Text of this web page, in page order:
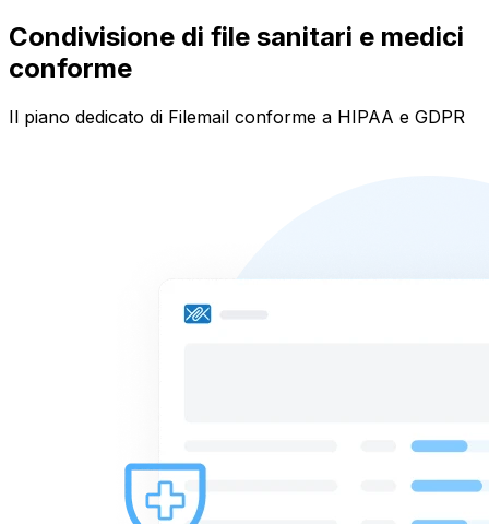
Condivisione di file sanitari e medici
conforme
Il piano dedicato di Filemail conforme a HIPAA e GDPR